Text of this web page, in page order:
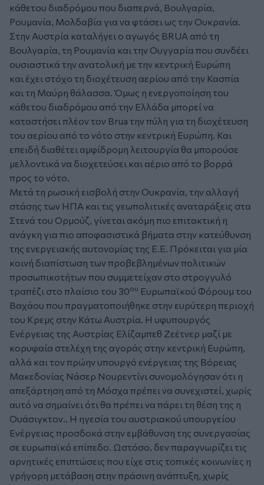
κάθετου διαδρόμου που διαπερνά, Βουλγαρία,
Ρουμανία, Μολδαβία για να φτάσει ως την Ουκρανία.
Στην Αυστρία καταλήγει ο αγωγός BRUA από τη
Βουλγαρία, τη Ρουμανία και την Ουγγαρία που συνδέει
ουσιαστικά την ανατολική με την κεντρική Ευρώπη
και έχει στόχο τη διοχέτευση αερίου από την Κασπία
και τη Μαύρη θάλασσα. Όμως η ενεργοποίηση του
κάθετου διαδρόμου από την Ελλάδα μπορεί να
καταστήσει πλέον τον Brua την πύλη για τη διοχέτευση
του αερίου από το νότο στην κεντρική Ευρώπη. Και
επειδή διαθέτει αμφίδρομη λειτουργία θα μπορούσε
μελλοντικά να διοχετεύσει και αέριο από το βορρά
προς το νότο.
Μετά τη ρωσική εισβολή στην Ουκρανία, την αλλαγή
στάσης των ΗΠΑ και τις γεωπολιτικές αναταράξεις στα
Στενά του Ορμούζ, γίνεται ακόμη πιο επιτακτική η
ανάγκη για πιο αποφασιστικά βήματα στην κατεύθυνση
της ενεργειακής αυτονομίας της Ε.Ε. Πρόκειται για μία
κοινή διαπίστωση των προβεβλημένων πολιτικών
προσωπικοτήτων που συμμετείχαν στο στρογγυλό
τραπέζι στο πλαίσιο του 30ου Ευρωπαϊκού Φόρουμ του
Βαχάου που πραγματοποιήθηκε στην ευρύτερη περιοχή
του Κρεμς στην Κάτω Αυστρία. Η υφυπουργός
Ενέργειας της Αυστρίας Ελίζαμπεθ Ζεέτνερ μαζί με
κορυφαία στελέχη της αγοράς στην κεντρική Ευρώπη,
αλλά και τον πρώην υπουργό ενέργειας της Βόρειας
Μακεδονίας Νάσερ Νουρεντίνι συνομολόγησαν ότι η
απεξάρτηση από τη Μόσχα πρέπει να συνεχιστεί, χωρίς
αυτό να σημαίνει ότι θα πρέπει να πάρει τη θέση της η
Ουάσιγκτον.. H ηγεσία του αυστριακού υπουργείου
Ενέργειας προσδοκά στην εμβάθυνση της συνεργασίας
σε ευρωπαϊκό επίπεδο. Ωστόσο, δεν παραγνωρίζει τις
αρνητικές επιπτώσεις που είχε στις τοπικές κοινωνίες η
γρήγορη μετάβαση στην πράσινη ανάπτυξη, χωρίς